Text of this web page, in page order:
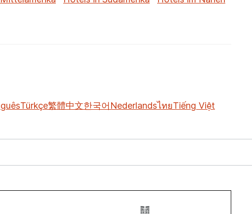
Türkçe繁體中文한국어 NederlandsไทยTiếng Việt